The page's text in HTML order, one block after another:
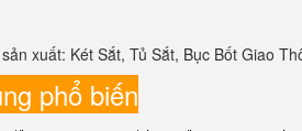
xuất: Két Sắt, Tủ Sắt, Bục Bốt Giao
phổ biến